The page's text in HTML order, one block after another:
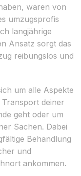
waren von
umzugsprofis
langjährige
Ansatz sorgt das
reibungslos und
um alle Aspekte
deiner
geht oder um
Sachen. Dabei
Behandlung
und
ankommen.